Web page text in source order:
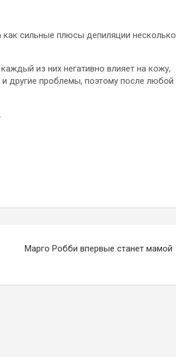
сильные плюсы депиляции несколько
из них негативно влияет на кожу,
другие проблемы, поэтому после любой
Марго Робби впервые станет мамой